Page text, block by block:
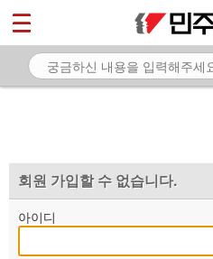
회원 가입할 수 없습니다.
아이디
마이페이지
소개
자료
부설기관